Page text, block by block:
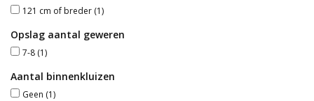
Opties
Blog
121 cm of breder (1)
Opslag aantal geweren
7-8 (1)
Aantal binnenkluizen
Geen (1)